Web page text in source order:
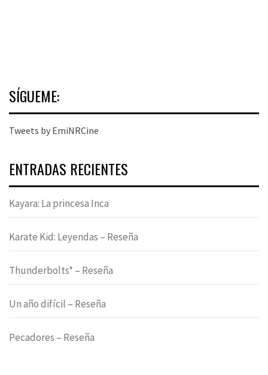
SÍGUEME:
Tweets by EmiNRCine
ENTRADAS RECIENTES
Kayara: La princesa Inca
Karate Kid: Leyendas – Reseña
Thunderbolts* – Reseña
Un año difícil – Reseña
Pecadores – Reseña